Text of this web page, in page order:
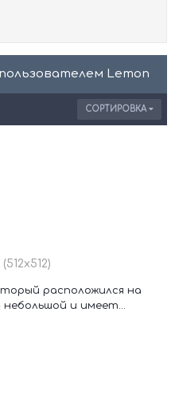
Lemon
СОРТИРОВКА
расположился на
и имеет...